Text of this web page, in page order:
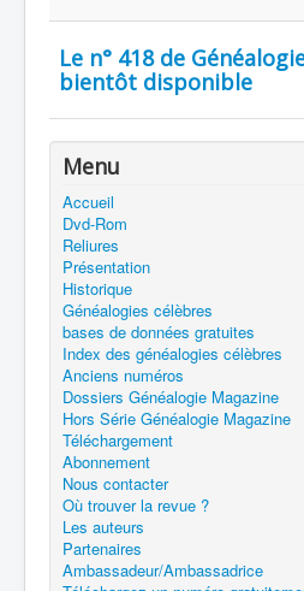
Le n° 418 de
bientôt disponible
Menu
Accueil
Dvd-Rom
Reliures
Présentation
Historique
Généalogies célèbres
bases de données gratuites
Index des généalogies célèbres
Anciens numéros
Dossiers Généalogie Magazine
Hors Série Généalogie Magazine
Téléchargement
Abonnement
Nous contacter
Où trouver la revue ?
Les auteurs
Partenaires
Ambassadeur/Ambassadrice